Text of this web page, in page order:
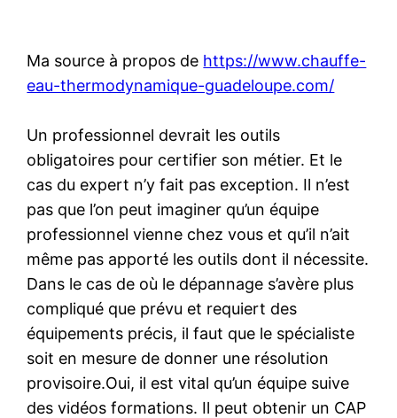
Ma source à propos de https://www.chauffe-
eau-thermodynamique-guadeloupe.com/
Un professionnel devrait les outils
obligatoires pour certifier son métier. Et le
cas du expert n’y fait pas exception. Il n’est
pas que l’on peut imaginer qu’un équipe
professionnel vienne chez vous et qu’il n’ait
même pas apporté les outils dont il nécessite.
Dans le cas de où le dépannage s’avère plus
compliqué que prévu et requiert des
équipements précis, il faut que le spécialiste
soit en mesure de donner une résolution
provisoire.Oui, il est vital qu’un équipe suive
des vidéos formations. Il peut obtenir un CAP